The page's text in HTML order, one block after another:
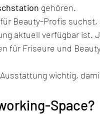
gehören.
Beauty-Profis
aktuell verfügbar ist.
für Friseure und
wichtig,
Space?